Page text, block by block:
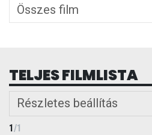
Összes film
TELJES FILMLISTA
Részletes beállítás
1/1